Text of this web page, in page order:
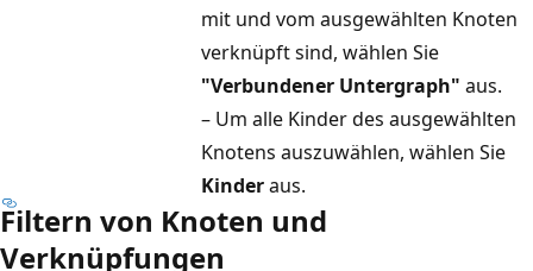
mit und vom ausgewählten Knoten
verknüpft sind, wählen Sie
"Verbundener Untergraph" aus.
– Um alle Kinder des ausgewählten
Knotens auszuwählen, wählen Sie
Kinderaus.
Filtern von Knoten und
Verknüpfungen